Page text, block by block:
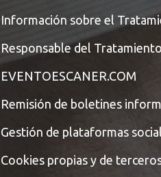
Información sobre el
Responsable del Tratamiento
EVENTOESCANER.COM
Remisión de boletines
Gestión de plataformas
Cookies propias y de